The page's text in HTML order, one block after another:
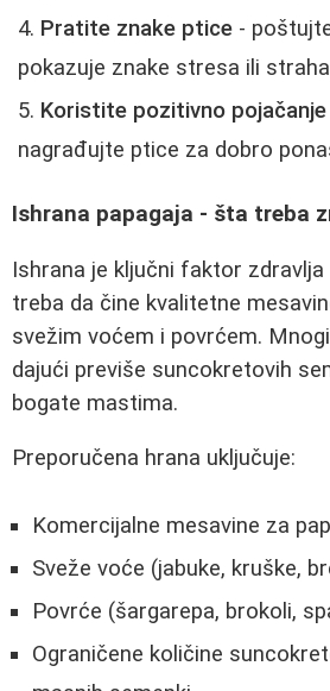
Pratite znake ptice -
pokazuje znake stresa ili straha
Koristite pozitivno pojačanje
nagrađujte ptice za dobro
Ishrana papagaja - šta treba
Ishrana je ključni faktor zdravlja
treba da čine kvalitetne
svežim voćem i povrćem.
dajući previše suncokretovih
bogate mastima.
Preporučena hrana uključuje:
Komercijalne mesavine za
Sveže voće (jabuke, kruške,
Povrće (šargarepa, brokoli,
Ograničene količine